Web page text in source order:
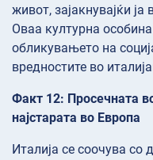
живот, зајакнувајќи
Оваа културна
обликувањето на
вредностите во
Факт 12: Просечната
најстарата во Европа
Италија се соочува